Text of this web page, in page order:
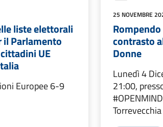
liste elettorali
Parlamento
UE
Europee 6-9
25 NOVEMBRE
contrasto
Donne
Lunedì 4
21:00,